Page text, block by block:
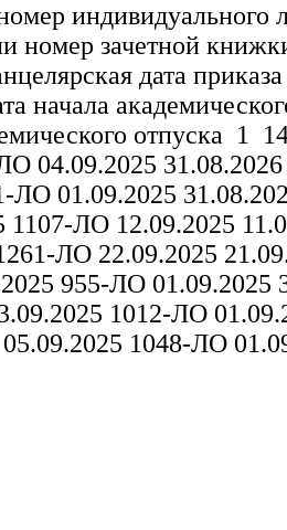
индивидуального
номер зачетной
дата
начала
отпуска 1
04.09.2025
ЛО 01.09.2025
1107-ЛО 12.09.2025
ЛО 22.09.2025
955-ЛО 01.09.2025
1012-ЛО
1048-ЛО